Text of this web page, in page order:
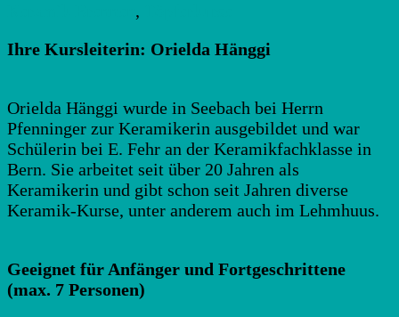
,
Ihre Kursleiterin: Orielda Hänggi
Orielda Hänggi wurde in Seebach bei Herrn
Pfenninger zur Keramikerin ausgebildet und war
Schülerin bei E. Fehr an der Keramikfachklasse in
Bern. Sie arbeitet seit über 20 Jahren als
Keramikerin und gibt schon seit Jahren diverse
Keramik-Kurse, unter anderem auch im Lehmhuus.
Geeignet für Anfänger und Fortgeschrittene
(max. 7 Personen)